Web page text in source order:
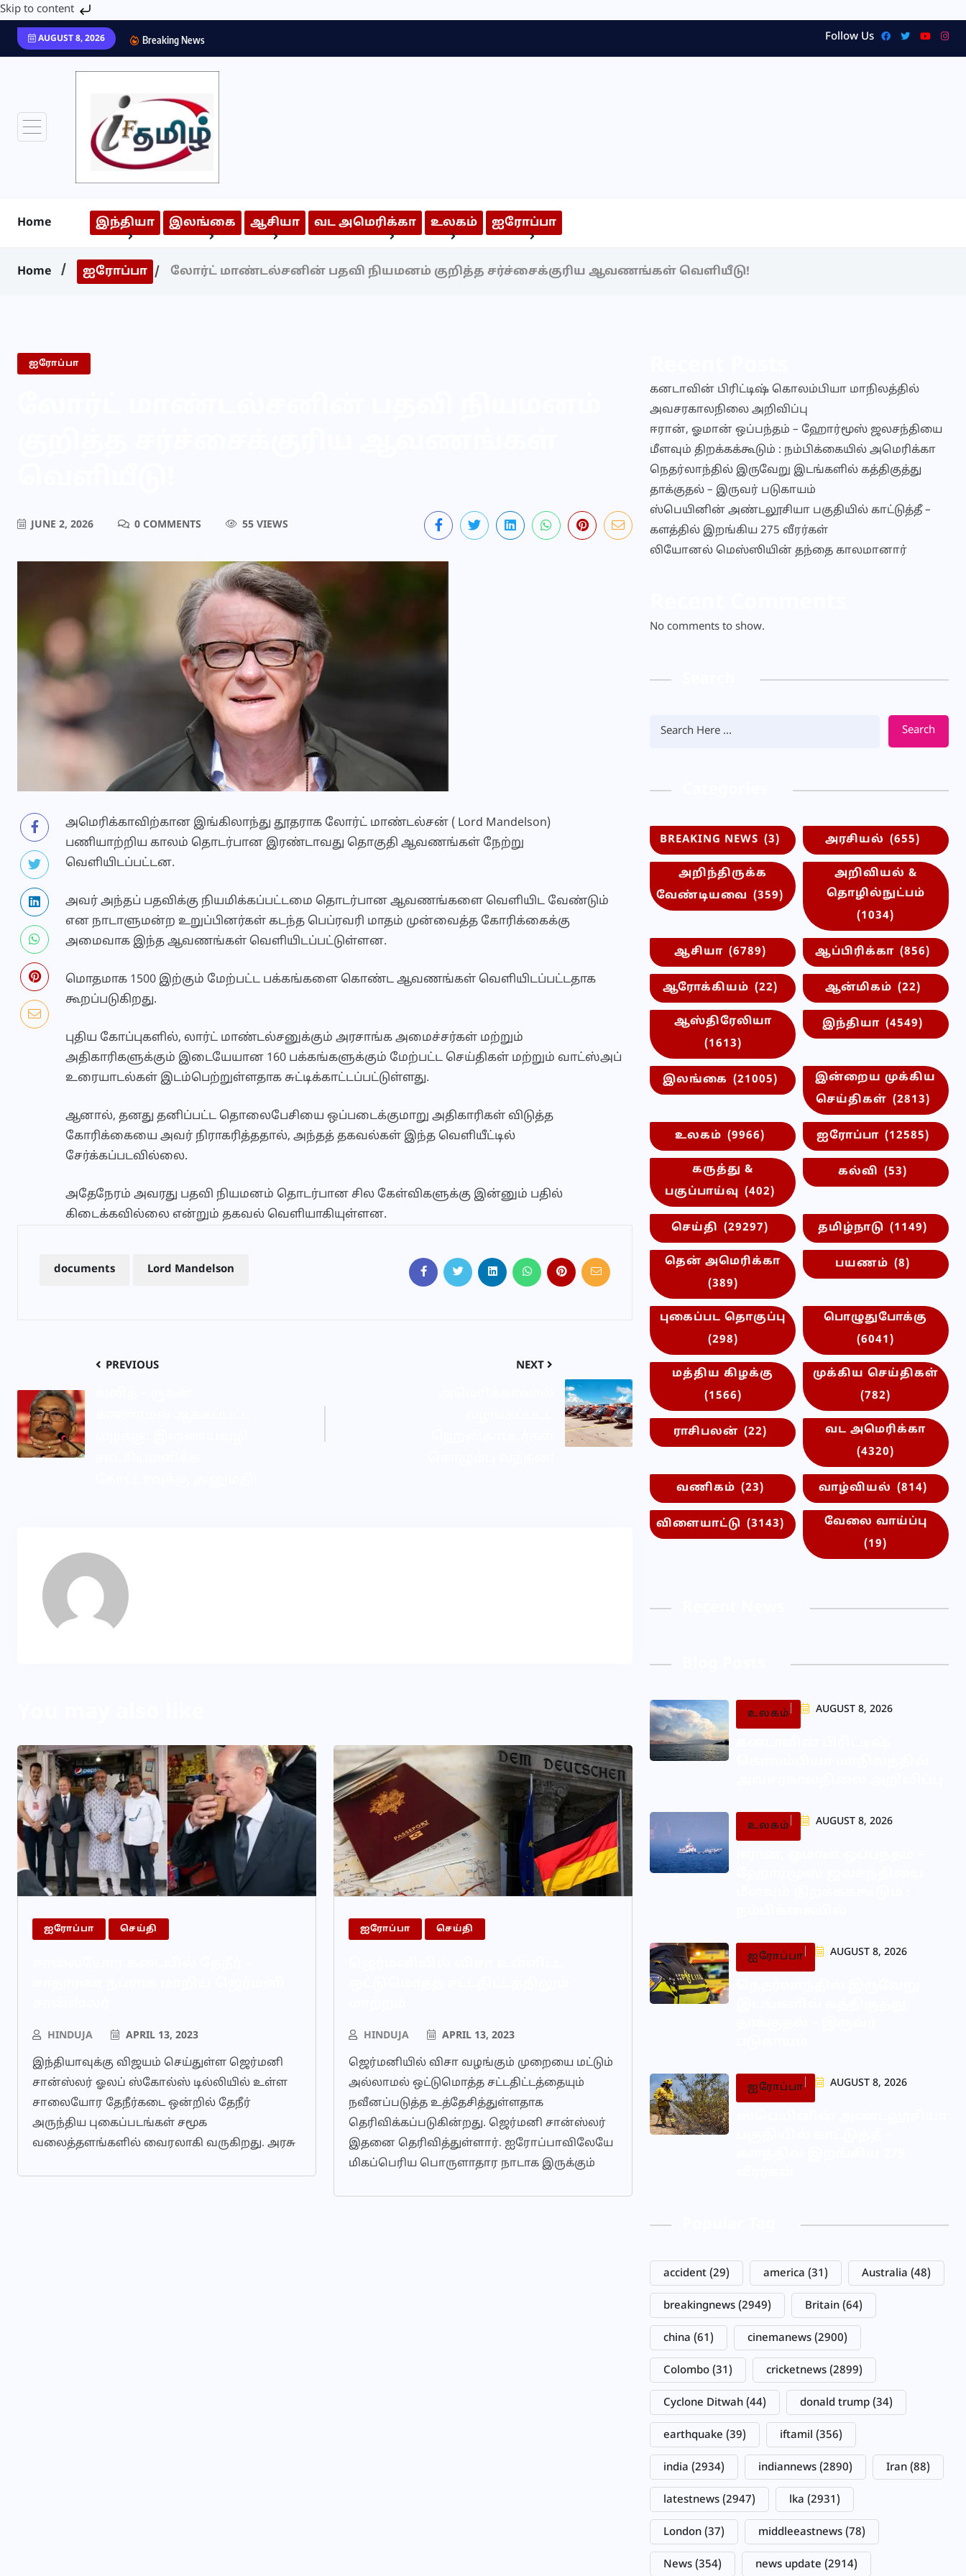
Skip to content
AUGUST 8, 2026 Breaking News Follow Us
Home இந்தியா இலங்கை ஆசியா வட அமெரிக்கா உலகம் ஐரோப்பா
Home ஐரோப்பா லோர்ட் மாண்டல்சனின் பதவி நியமனம் குறித்த சர்ச்சைக்குரிய ஆவணங்கள் வெளியீடு!
ஐரோப்பா
JUNE 2, 2026 0 COMMENTS 55 VIEWS
அமெரிக்காவிற்கான இங்கிலாந்து தூதராக லோர்ட் மாண்டல்சன் ( Lord Mandelson)
பணியாற்றிய காலம் தொடர்பான இரண்டாவது தொகுதி ஆவணங்கள் நேற்று
வெளியிடப்பட்டன.
அவர் அந்தப் பதவிக்கு நியமிக்கப்பட்டமை தொடர்பான ஆவணங்களை வெளியிட வேண்டும்
என நாடாளுமன்ற உறுப்பினர்கள் கடந்த பெப்ரவரி மாதம் முன்வைத்த கோரிக்கைக்கு
அமைவாக இந்த ஆவணங்கள் வெளியிடப்பட்டுள்ளன.
மொதமாக 1500 இற்கும் மேற்பட்ட பக்கங்களை கொண்ட ஆவணங்கள் வெளியிடப்பட்டதாக
கூறப்படுகிறது.
புதிய கோப்புகளில், லார்ட் மாண்டல்சனுக்கும் அரசாங்க அமைச்சர்கள் மற்றும்
அதிகாரிகளுக்கும் இடையேயான 160 பக்கங்களுக்கும் மேற்பட்ட செய்திகள் மற்றும் வாட்ஸ்அப்
உரையாடல்கள் இடம்பெற்றுள்ளதாக சுட்டிக்காட்டப்பட்டுள்ளது.
ஆனால், தனது தனிப்பட்ட தொலைபேசியை ஒப்படைக்குமாறு அதிகாரிகள் விடுத்த
கோரிக்கையை அவர் நிராகரித்ததால், அந்தத் தகவல்கள் இந்த வெளியீட்டில்
சேர்க்கப்படவில்லை.
அதேநேரம் அவரது பதவி நியமனம் தொடர்பான சில கேள்விகளுக்கு இன்னும் பதில்
கிடைக்கவில்லை என்றும் தகவல் வெளியாகியுள்ளன.
documents Lord Mandelson
PREVIOUS NEXT
ஐரோப்பா செய்தி
HINDUJA APRIL 13, 2023
இந்தியாவுக்கு விஜயம் செய்துள்ள ஜெர்மனி
சான்ஸ்லர் ஓலப் ஸ்கோல்ஸ் டில்லியில் உள்ள
சாலையோர தேநீர்கடை ஒன்றில் தேநீர்
அருந்திய புகைப்படங்கள் சமூக
வலைத்தளங்களில் வைரலாகி வருகிறது. அரசு
ஐரோப்பா செய்தி
HINDUJA APRIL 13, 2023
ஜெர்மனியில் விசா வழங்கும் முறையை மட்டும்
அல்லாமல் ஒட்டுமொத்த சட்டதிட்டத்தையும்
நவீனப்படுத்த உத்தேசித்துள்ளதாக
தெரிவிக்கப்படுகின்றது. ஜெர்மனி சான்ஸ்லர்
இதனை தெரிவித்துள்ளார். ஐரோப்பாவிலேயே
மிகப்பெரிய பொருளாதார நாடாக இருக்கும்
கனடாவின் பிரிட்டிஷ் கொலம்பியா மாநிலத்தில்
அவசரகாலநிலை அறிவிப்பு
ஈரான், ஓமான் ஒப்பந்தம் – ஹோர்மூஸ் ஜலசந்தியை
மீளவும் திறக்கக்கூடும் : நம்பிக்கையில் அமெரிக்கா
நெதர்லாந்தில் இருவேறு இடங்களில் கத்திகுத்து
தாக்குதல் – இருவர் படுகாயம்
ஸ்பெயினின் அண்டலூசியா பகுதியில் காட்டுத்தீ –
களத்தில் இறங்கிய 275 வீரர்கள்
லியோனல் மெஸ்ஸியின் தந்தை காலமானார்
No comments to show.
Search
BREAKING NEWS (3) அரசியல் (655)
அறிந்திருக்க
வேண்டியவை (359)
அறிவியல் &
தொழில்நுட்பம்
(1034)
ஆசியா (6789) ஆப்பிரிக்கா (856)
ஆரோக்கியம் (22) ஆன்மிகம் (22)
ஆஸ்திரேலியா
(1613)
இந்தியா (4549)
இலங்கை (21005)
இன்றைய முக்கிய
செய்திகள் (2813)
உலகம் (9966) ஐரோப்பா (12585)
கருத்து &
பகுப்பாய்வு (402)
கல்வி (53)
செய்தி (29297) தமிழ்நாடு (1149)
தென் அமெரிக்கா
(389)
பயணம் (8)
புகைப்பட தொகுப்பு
(298)
பொழுதுபோக்கு
(6041)
மத்திய கிழக்கு
(1566)
முக்கிய செய்திகள்
(782)
ராசிபலன் (22)
வட அமெரிக்கா
(4320)
வணிகம் (23) வாழ்வியல் (814)
விளையாட்டு (3143)
வேலை வாய்ப்பு
(19)
உலகம் AUGUST 8, 2026
உலகம் AUGUST 8, 2026
ஐரோப்பா AUGUST 8, 2026
ஐரோப்பா AUGUST 8, 2026
accident (29) america (31) Australia (48)
breakingnews (2949) Britain (64)
china (61) cinemanews (2900)
Colombo (31) cricketnews (2899)
Cyclone Ditwah (44) donald trump (34)
earthquake (39) iftamil (356)
india (2934) indiannews (2890) Iran (88)
latestnews (2947) lka (2931)
London (37) middleeastnews (78)
News (354) news update (2914)